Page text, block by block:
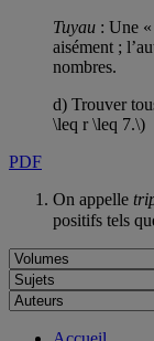
Tuyau : Une
aisément ;
nombres.
d) Trouver
\leq r \leq 7.\)
PDF
On appelle
positifs tels